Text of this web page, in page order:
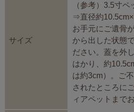
サイズ
（参考）3.5寸
⇒直径約
お手元にご遺骨
から出した状態
ださい。蓋を外
はかり、約
は約3cm）。ご
されたところに
ィアペットまで